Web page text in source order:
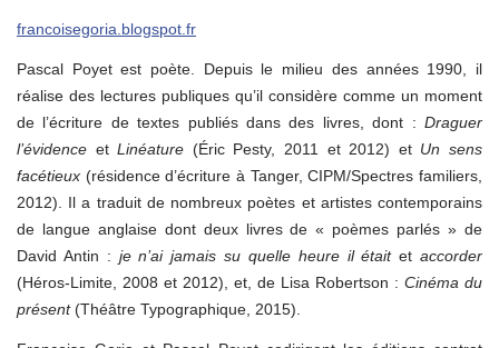
francoisegoria.blogspot.fr
Pascal Poyet est poète. Depuis le milieu des années 1990, il
réalise des lectures publiques qu’il considère comme un moment
de l’écriture de textes publiés dans des livres, dont : Draguer
l’évidence etLinéature (Éric Pesty, 2011 et 2012) et Un sens
facétieux (résidence d’écriture à Tanger, CIPM/Spectres familiers,
2012). Il a traduit de nombreux poètes et artistes contemporains
de langue anglaise dont deux livres de « poèmes parlés » de
David Antin : je n’ai jamais su quelle heure il étaitetaccorder
(Héros-Limite, 2008 et 2012), et, de Lisa Robertson : Cinéma du
présent(Théâtre Typographique, 2015).